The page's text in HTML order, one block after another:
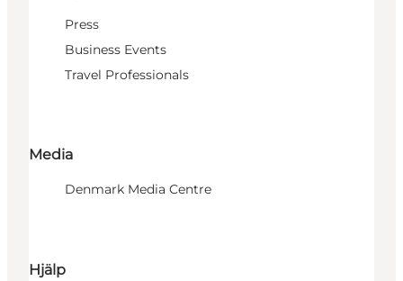
Press
Business Events
Travel Professionals
Media
Denmark Media Centre
Hjälp